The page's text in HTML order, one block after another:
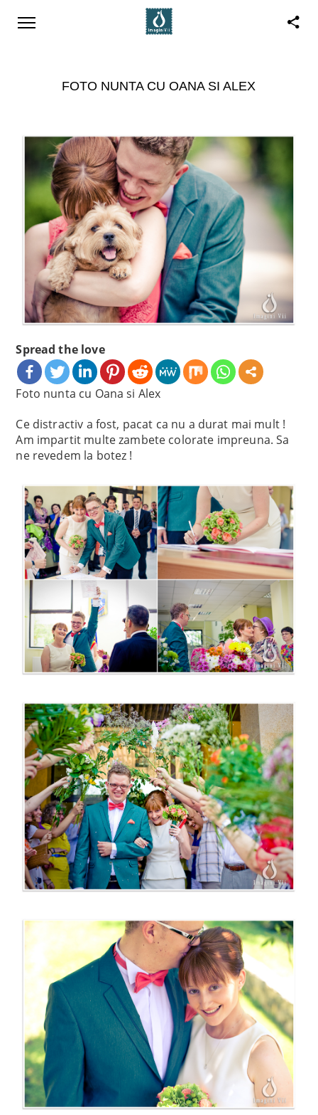
FOTO NUNTA CU OANA SI ALEX
Spread the love
Foto nunta cu Oana si Alex
Ce distractiv a fost, pacat ca nu a durat mai mult !
Am impartit multe zambete colorate impreuna. Sa
ne revedem la botez !